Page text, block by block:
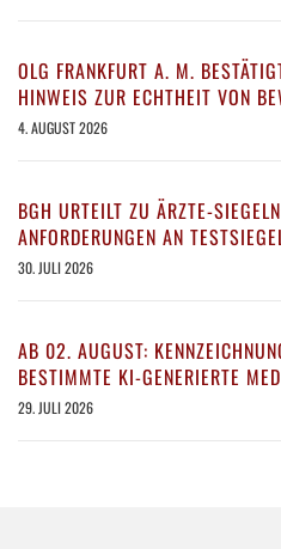
OLG FRANKFURT A. M.
HINWEIS ZUR ECHTHEIT VON
4. AUGUST 2026
BGH URTEILT ZU ÄRZTE-
ANFORDERUNGEN AN
30. JULI 2026
AB 02. AUGUST:
BESTIMMTE KI-GENERIERTE
29. JULI 2026